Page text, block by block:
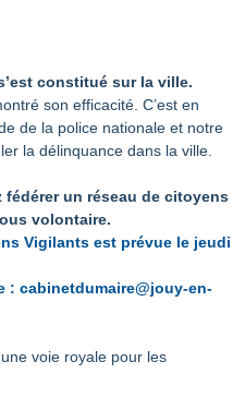
constitué sur la ville.
son efficacité. C’est en
de la police nationale et notre
la délinquance dans la ville.
un réseau de citoyens
volontaire.
Vigilants est prévue le jeudi
: cabinetdumaire@jouy-en-
voie royale pour les